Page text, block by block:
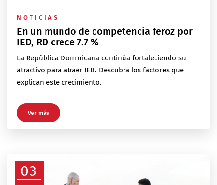
NOTICIAS
En un mundo de competencia feroz por
IED, RD crece 7.7 %
La República Dominicana continúa fortaleciendo su
atractivo para atraer IED. Descubra los factores que
explican este crecimiento.
Ver más
03